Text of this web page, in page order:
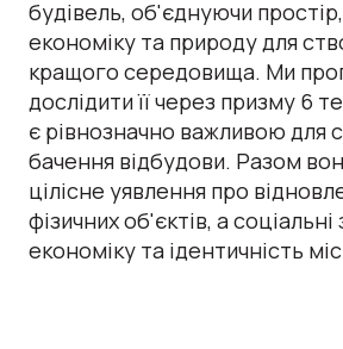
будівель, об'єднуючи
економіку та природу для
кращого середовища. Ми
дослідити її через призму 6
є рівнозначно важливою для
бачення відбудови. Разом
цілісне уявлення про
фізичних об'єктів, а соціальні
економіку та ідентичність